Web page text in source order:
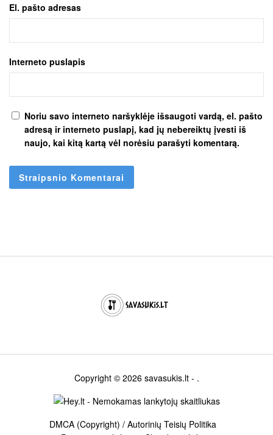
El. pašto adresas
Interneto puslapis
Noriu savo interneto naršyklėje išsaugoti vardą, el. pašto
adresą ir interneto puslapį, kad jų nebereiktų įvesti iš
naujo, kai kitą kartą vėl norėsiu parašyti komentarą.
Copyright © 2026 savasukis.lt- .
DMCA (Copyright) / Autorinių Teisių Politika